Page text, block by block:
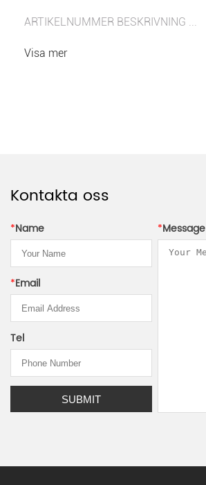
ARTIKELNUMMER BESKRIVNING ...
Visa mer
Kontakta oss
*Name
*Email
Tel
*Message